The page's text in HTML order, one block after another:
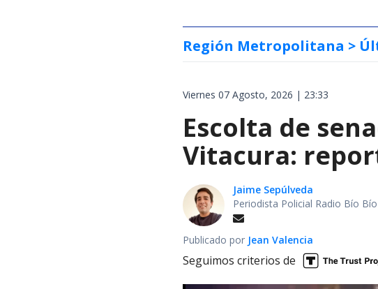
Región Metropolitana >
Viernes 07 Agosto, 2026 | 23:33
Escolta de
Vitacura:
Jaime Sepúlveda
Periodista Policial Radio Bío
Publicado por Jean Valencia
Seguimos criterios de